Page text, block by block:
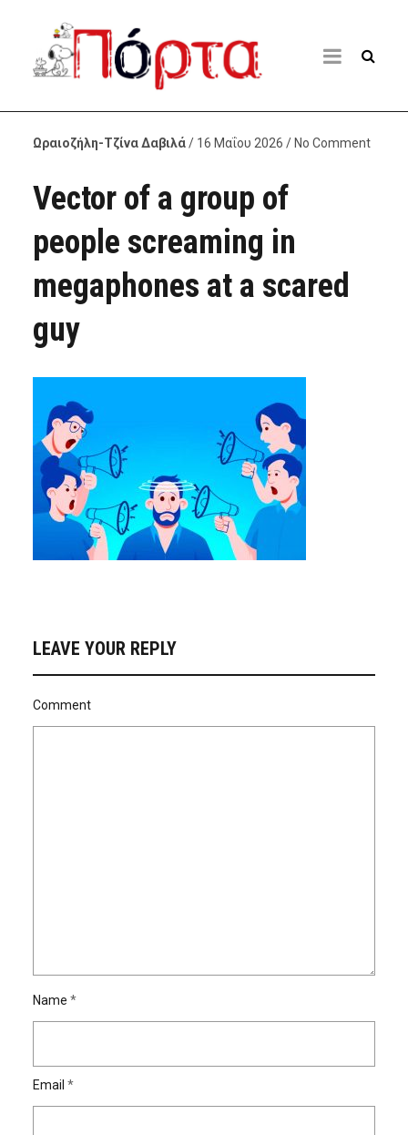
Ωραιοζήλη-Τζίνα Δαβιλά/ 16 Μαΐου 2026 / No Comment
Vector of a group of
people screaming in
megaphones at a scared
guy
LEAVE YOUR REPLY
Comment
Name *
Email *